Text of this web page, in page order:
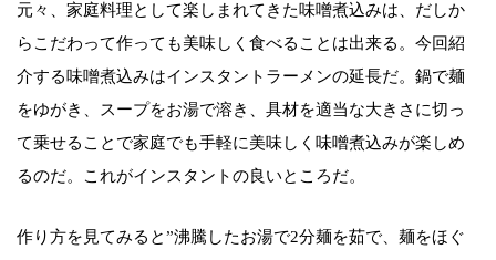
元々、家庭料理として楽しまれてきた味噌煮込みは、だしか
らこだわって作っても美味しく食べることは出来る。今回紹
介する味噌煮込みはインスタントラーメンの延長だ。鍋で麺
をゆがき、スープをお湯で溶き、具材を適当な大きさに切っ
て乗せることで家庭でも手軽に美味しく味噌煮込みが楽しめ
るのだ。これがインスタントの良いところだ。
作り方を見てみると”沸騰したお湯で2分麺を茹で、麺をほぐ